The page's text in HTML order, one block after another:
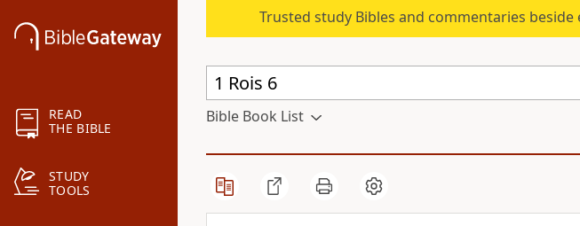
READ
THE BIBLE
STUDY
TOOLS
Trusted study Bibles and commentaries beside
Bible Book List